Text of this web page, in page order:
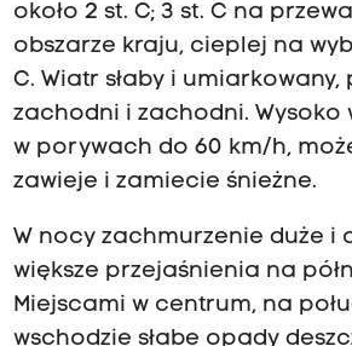
około 2 st. C; 3 st. C na
obszarze kraju, cieplej na
C. Wiatr słaby i umiarkowany,
zachodni i zachodni. Wysoko
w porywach do 60 km/h,
zawieje i zamiecie śnieżne.
W nocy zachmurzenie duże i
większe przejaśnienia na
Miejscami w centrum, na
wschodzie słabe opady